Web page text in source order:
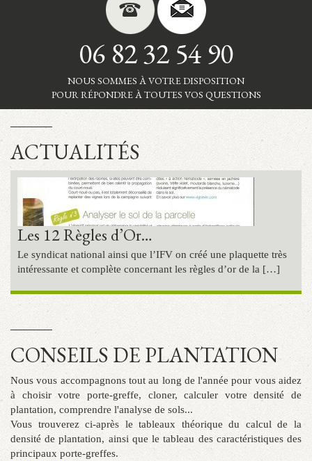
06 82 32 54 90
NOUS SOMMES À VOTRE DISPOSITION
POUR RÉPONDRE À TOUTES VOS QUESTIONS
ACTUALITÉS
Cette année, nous avons choisi d’amélioré la méthode de
triage. Nous nous sommes équipé de 10 compteurs individuel.
Les 12 Règles d’Or…
Le syndicat national ainsi que l’IFV on créé une plaquette très
intéressante et complète concernant les règles d’or de la […]
CONSEILS DE PLANTATION
Nous vous accompagnons tout au long de l'année pour vous aidez
à choisir votre porte-greffe, cloner, calculer votre densité de
plantation, comprendre l'analyse de sols...
Vous trouverez ci-après le tableaux théorique du calcul de la
densité de plantation, ainsi que le tableau des caractéristiques des
principaux porte-greffes.